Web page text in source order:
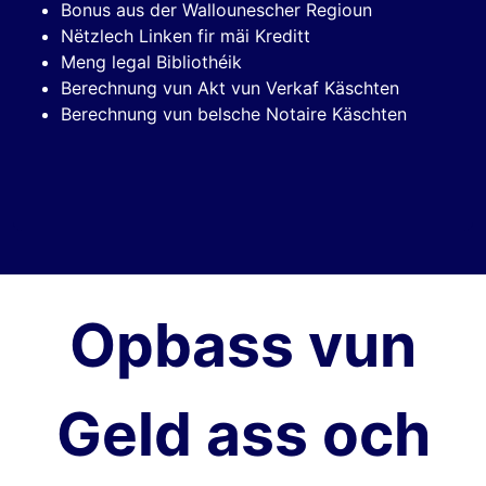
Bonus aus der Wallounescher Regioun
Nëtzlech Linken fir mäi Kreditt
Meng legal Bibliothéik
Berechnung vun Akt vun Verkaf Käschten
Berechnung vun belsche Notaire Käschten
Opbass vun
Geld ass och